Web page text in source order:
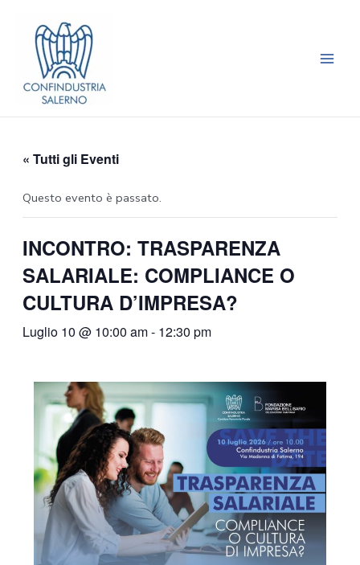
contenuto
« Tutti gli Eventi
Questo evento è passato.
INCONTRO: TRASPARENZA
SALARIALE: COMPLIANCE O
CULTURA D’IMPRESA?
Luglio 10 @ 10:00 am- 12:30 pm